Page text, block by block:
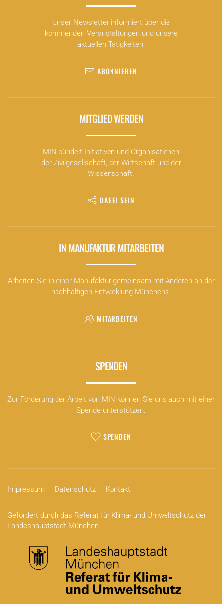
Unser Newsletter informiert über die
kommenden Veranstaltungen und unsere
aktuellen Tätigkeiten.
ABONNIEREN
MITGLIED WERDEN
MIN bündelt Initiativen und Organisationen
der Zivilgesellschaft, der Wirtschaft und der
Wissenschaft.
DABEI SEIN
IN MANUFAKTUR MITARBEITEN
Arbeiten Sie in einer Manufaktur gemeinsam mit Anderen an der
nachhaltigen Entwicklung Münchens.
MITARBEITEN
SPENDEN
Zur Förderung der Arbeit von MIN können Sie uns auch mit einer
Spende unterstützen.
SPENDEN
Impressum Datenschutz Kontakt
Gefördert durch das Referat für Klima- und Umweltschutz der
Landeshauptstadt München